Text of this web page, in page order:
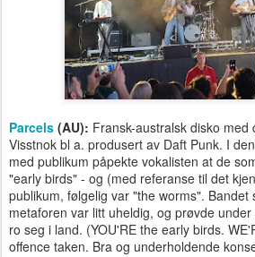
Parcels (AU): Fransk-australsk disko
Visstnok bl a. produsert av Daft Punk. I
med publikum påpekte vokalisten at de
"early birds" - og (med referanse til det
publikum, følgelig var "the worms". Bandet
metaforen var litt uheldig, og prøvde
ro seg i land. (YOU'RE the early birds.
offence taken. Bra og underholdende